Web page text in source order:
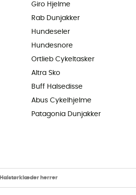
Giro Hjelme
Rab Dunjakker
Hundeseler
Hundesnore
Ortlieb Cykeltasker
Altra Sko
Buff Halsedisse
Abus Cykelhjelme
Patagonia Dunjakker
Halstørklæder herrer